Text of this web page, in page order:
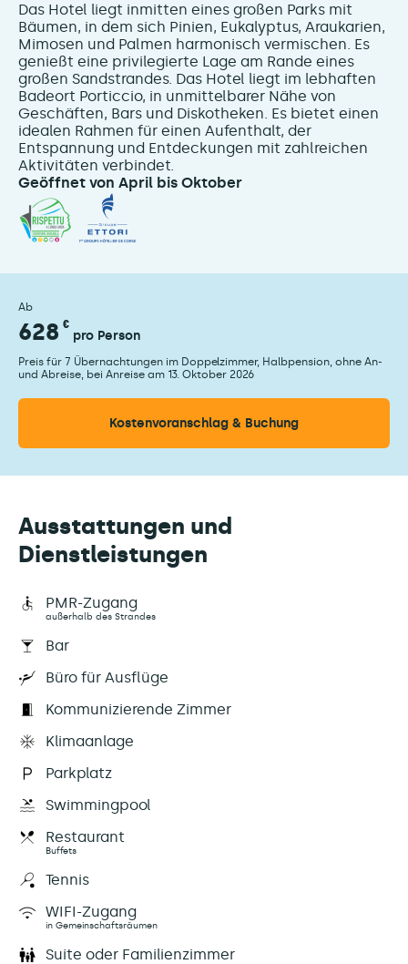
Das Hotel liegt inmitten eines großen Parks mit
Bäumen, in dem sich Pinien, Eukalyptus, Araukarien,
Mimosen und Palmen harmonisch vermischen. Es
genießt eine privilegierte Lage am Rande eines
großen Sandstrandes. Das Hotel liegt im lebhaften
Badeort Porticcio, in unmittelbarer Nähe von
Geschäften, Bars und Diskotheken. Es bietet einen
idealen Rahmen für einen Aufenthalt, der
Entspannung und Entdeckungen mit zahlreichen
Aktivitäten verbindet.
Geöffnet von April bis Oktober
Ab
628 €
pro Person
Preis für 7 Übernachtungen im Doppelzimmer, Halbpension, ohne An-
und Abreise, bei Anreise am 13. Oktober 2026
Kostenvoranschlag & Buchung
Ausstattungen und
Dienstleistungen
PMR-Zugang
außerhalb des Strandes
Bar
Büro für Ausflüge
Kommunizierende Zimmer
Klimaanlage
Parkplatz
Swimmingpool
Restaurant
Buffets
Tennis
WIFI-Zugang
in Gemeinschaftsräumen
Suite oder Familienzimmer